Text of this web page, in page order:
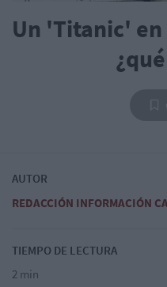
Un 'Titanic'
AUTOR
REDACCIÓN INFORMACIÓN
TIEMPO DE LECTURA
2 min